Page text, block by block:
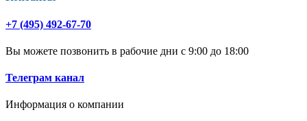
+7 (495) 492-67-70
Вы можете позвонить в рабочие дни с 9:00 до 18:00
Телеграм канал
Информация о компании